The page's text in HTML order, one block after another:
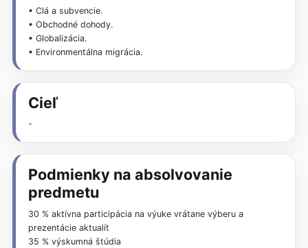
• Clá a subvencie.
• Obchodné dohody.
• Globalizácia.
• Environmentálna migrácia.
Cieľ
-
Podmienky na absolvovanie
predmetu
30 % aktívna participácia na výuke vrátane výberu a
prezentácie aktualít
35 % výskumná štúdia